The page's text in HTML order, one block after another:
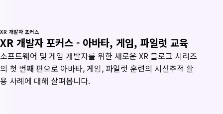
XR 개발자 포커스
XR 개발자 포커스 - 아바타, 게임, 파일럿 교육
소프트웨어 및 게임 개발자를 위한 새로운 XR 블로그 시리즈
의 첫 번째 편으로 아바타, 게임, 파일럿 훈련의 시선추적 활
용 사례에 대해 살펴봅니다.